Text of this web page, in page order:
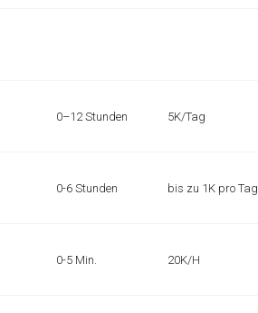
0–12 Stunden 5K/Tag
0-6 Stunden bis zu 1K pro Tag
0-5 Min. 20K/H